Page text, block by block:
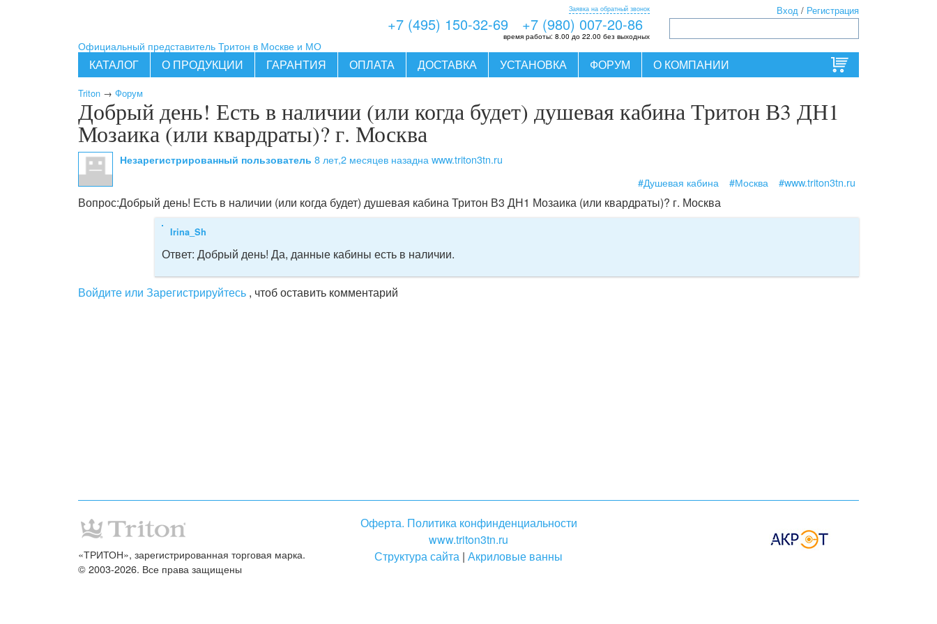
Официальный представитель Тритон в Москве и МО
+7 (495) 150-32-69 +7 (980) 007-20-86
Заявка на обратный звонок
время работы: 8.00 до 22.00 без выходных
Вход / Регистрация
КАТАЛОГ О ПРОДУКЦИИ ГАРАНТИЯ ОПЛАТА ДОСТАВКА УСТАНОВКА ФОРУМ О КОМПАНИИ
Triton → Форум
Добрый день! Есть в наличии (или когда будет) душевая кабина Тритон В3 ДН1
Мозаика (или квардраты)? г. Москва
Незарегистрированный пользователь 8 лет,2 месяцев назадна www.triton3tn.ru
#Душевая кабина
#Москва #www.triton3tn.ru
Вопрос:Добрый день! Есть в наличии (или когда будет) душевая кабина Тритон В3 ДН1 Мозаика (или квардраты)? г. Москва
Irina_Sh
Ответ: Добрый день! Да, данные кабины есть в наличии.
Войдите или Зарегистрируйтесь , чтоб оставить комментарий
Оферта. Политика конфинденциальности
www.triton3tn.ru
Структура сайта | Акриловые ванны
«ТРИТОН», зарегистрированная торговая марка.
© 2003-2026. Все права защищены